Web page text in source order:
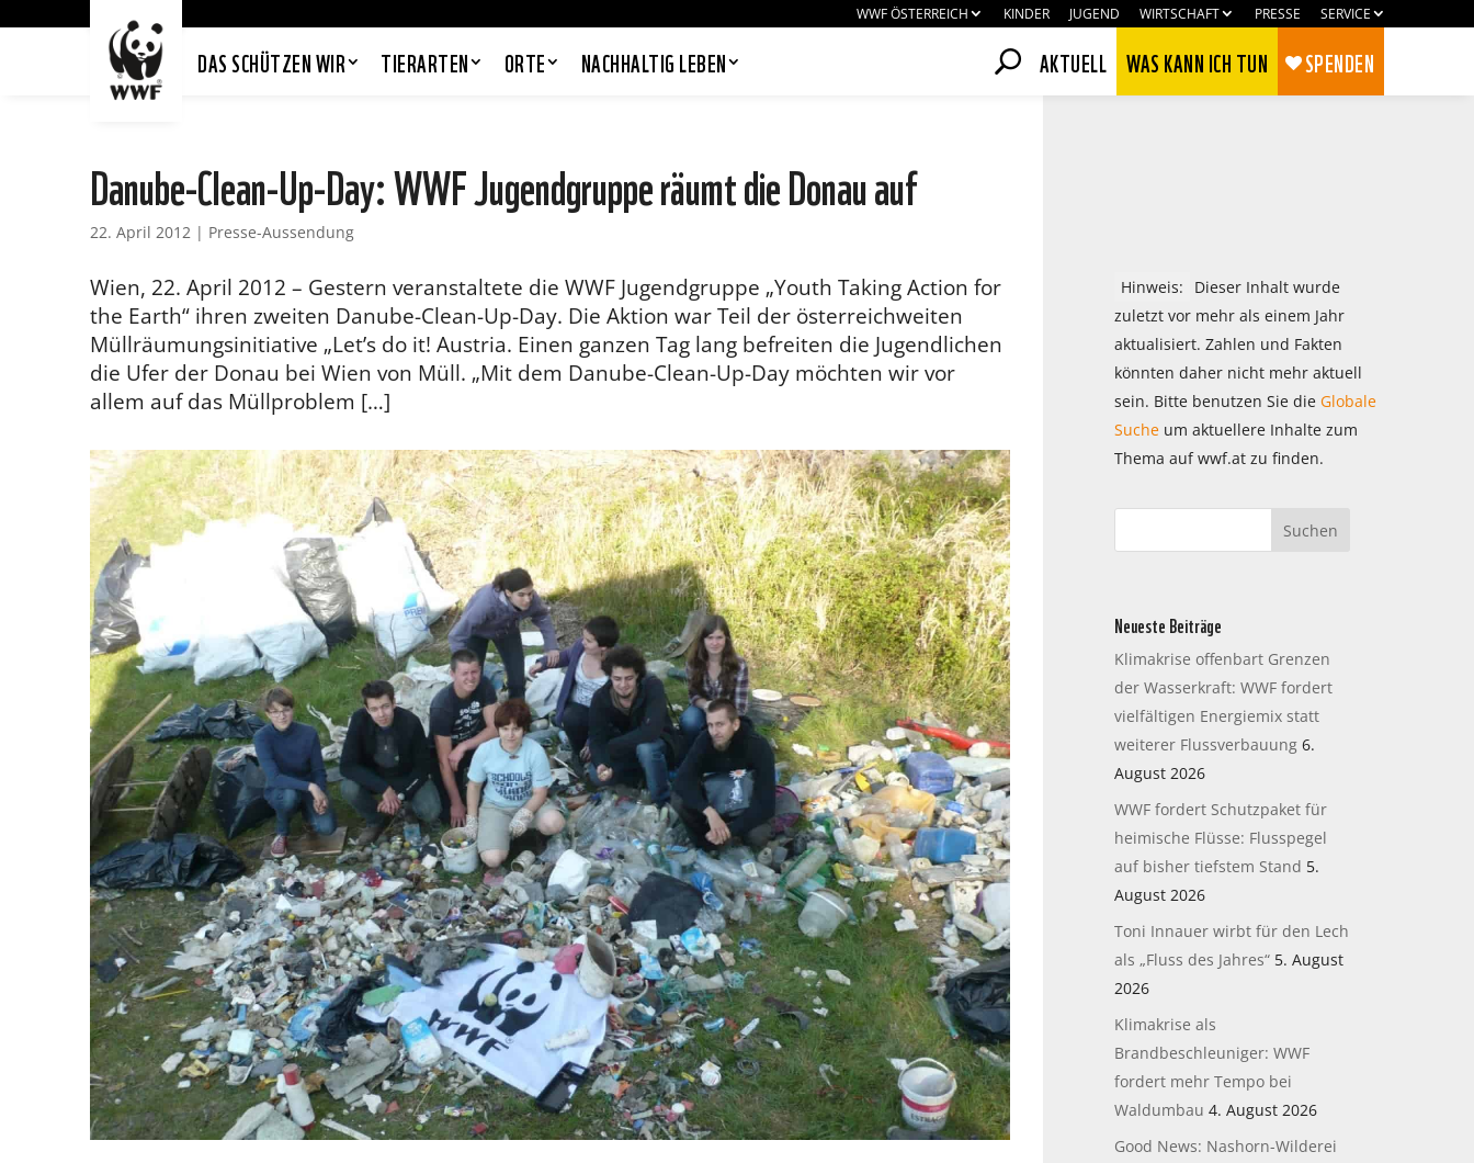
WWF ÖSTERREICH KINDER JUGEND WIRTSCHAFT PRESSE SERVICE
DAS SCHÜTZEN WIR TIERARTEN ORTE NACHHALTIG LEBEN AKTUELL WAS KANN ICH TUN SPENDEN
Danube-Clean-Up-Day: WWF Jugendgruppe räumt die Donau auf
22. April 2012 | Presse-Aussendung
Wien, 22. April 2012 – Gestern veranstaltete die WWF Jugendgruppe „Youth Taking Action for
the Earth“ ihren zweiten Danube-Clean-Up-Day. Die Aktion war Teil der österreichweiten
Müllräumungsinitiative „Let’s do it! Austria. Einen ganzen Tag lang befreiten die Jugendlichen
die Ufer der Donau bei Wien von Müll. „Mit dem Danube-Clean-Up-Day möchten wir vor
allem auf das Müllproblem […]
Hinweis:
Dieser Inhalt wurde
zuletzt vor mehr als einem Jahr
aktualisiert. Zahlen und Fakten
könnten daher nicht mehr aktuell
sein. Bitte benutzen Sie die Globale
Sucheum aktuellere Inhalte zum
Thema auf wwf.at zu finden.
Neueste Beiträge
Klimakrise offenbart Grenzen
der Wasserkraft: WWF fordert
vielfältigen Energiemix statt
weiterer Flussverbauung 6.
August 2026
WWF fordert Schutzpaket für
heimische Flüsse: Flusspegel
auf bisher tiefstem Stand 5.
August 2026
Toni Innauer wirbt für den Lech
als „Fluss des Jahres“ 5. August
2026
Klimakrise als
Brandbeschleuniger: WWF
fordert mehr Tempo bei
Waldumbau 4. August 2026
Good News: Nashorn-Wilderei
Cookies helfen unser Angebot
nutzerfreundlich zu gestalten & erlauben
uns eine Analyse der Zugriffe auf die
Website. Infos dazu findest du in unserer
Datenschutzerklärung. Unter
Einstellungen kannst du verwalten,
Website jederzeit widerrufen.
Ablehnen